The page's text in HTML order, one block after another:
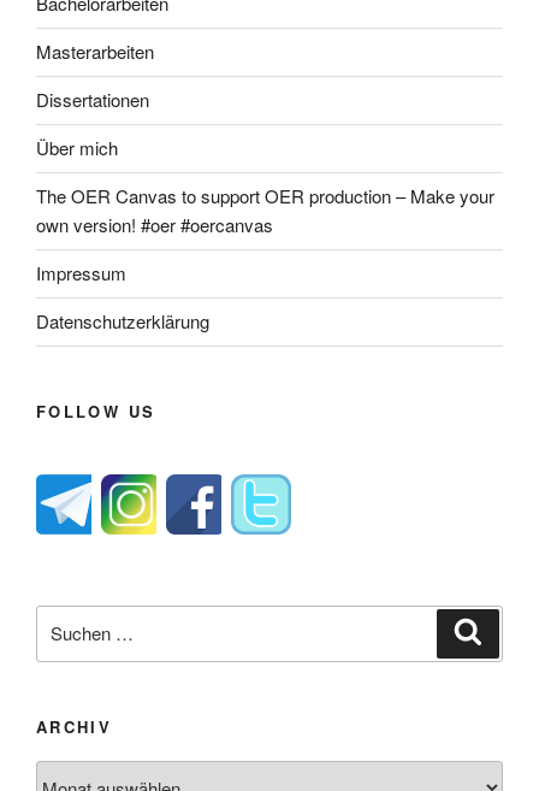
Masterarbeiten
Dissertationen
Über mich
The OER Canvas to support OER production – Make your
own version! #oer #oercanvas
Impressum
Datenschutzerklärung
FOLLOW US
nach:
ARCHIV